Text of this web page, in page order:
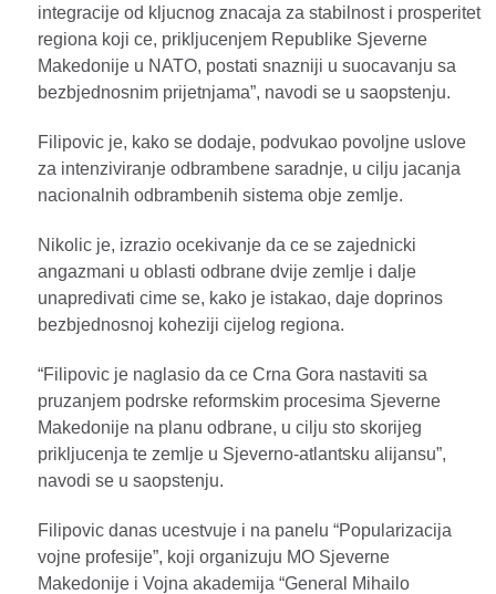
integracije od kljucnog znacaja za stabilnost i prosperitet
regiona koji ce, prikljucenjem Republike Sjeverne
Makedonije u NATO, postati snazniji u suocavanju sa
bezbjednosnim prijetnjama”, navodi se u saopstenju.
Filipovic je, kako se dodaje, podvukao povoljne uslove
za intenziviranje odbrambene saradnje, u cilju jacanja
nacionalnih odbrambenih sistema obje zemlje.
Nikolic je, izrazio ocekivanje da ce se zajednicki
angazmani u oblasti odbrane dvije zemlje i dalje
unapredivati cime se, kako je istakao, daje doprinos
bezbjednosnoj koheziji cijelog regiona.
“Filipovic je naglasio da ce Crna Gora nastaviti sa
pruzanjem podrske reformskim procesima Sjeverne
Makedonije na planu odbrane, u cilju sto skorijeg
prikljucenja te zemlje u Sjeverno-atlantsku alijansu”,
navodi se u saopstenju.
Filipovic danas ucestvuje i na panelu “Popularizacija
vojne profesije”, koji organizuju MO Sjeverne
Makedonije i Vojna akademija “General Mihailo